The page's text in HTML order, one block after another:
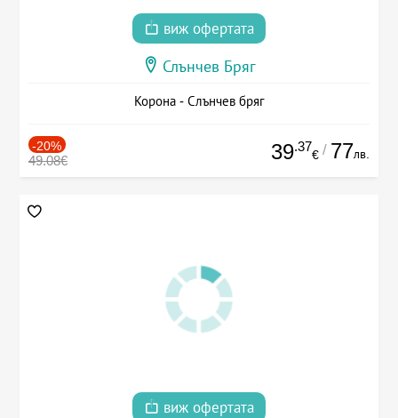
виж офертата
Слънчев Бряг
Корона - Слънчев бряг
-20%
49.08€ 39.37
€ / 77лв.
виж офертата